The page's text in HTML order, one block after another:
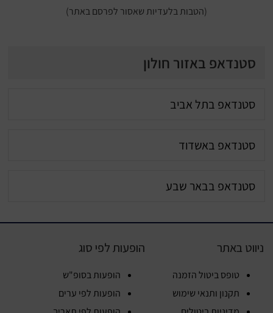
(הטבות בלעדיות שאסור לפרסם באתר)
סטנדאפ באזור חולון
סטנדאפ בתל אביב
סטנדאפ באשדוד
סטנדאפ בבאר שבע
ניווט באתר
טופס ביטול הזמנה
תקנון ותנאי שימוש
הופעות לפי סוג
הופעות בסופ"ש
הופעות לפי ערים